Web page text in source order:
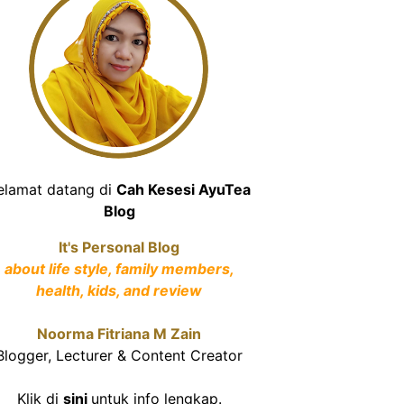
datang di Cah Kesesi AyuTea
Blog
It's Personal Blog
about life style, family members,
health, kids, and review
Noorma Fitriana M Zain
Lecturer & Content Creator
Klik di sini untuk info lengkap.